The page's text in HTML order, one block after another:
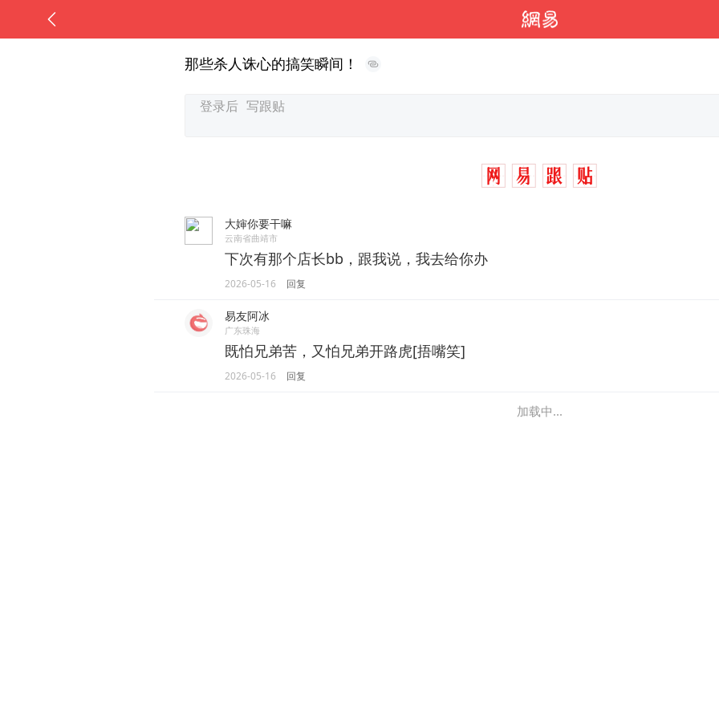
那些杀人诛心的搞笑瞬间！
大婶你要干嘛
云南省曲靖市
下次有那个店长bb，跟我说，我去给你办
2026-05-16 回复
易友阿冰
广东珠海
既怕兄弟苦，又怕兄弟开路虎[捂嘴笑]
2026-05-16 回复
加载中...